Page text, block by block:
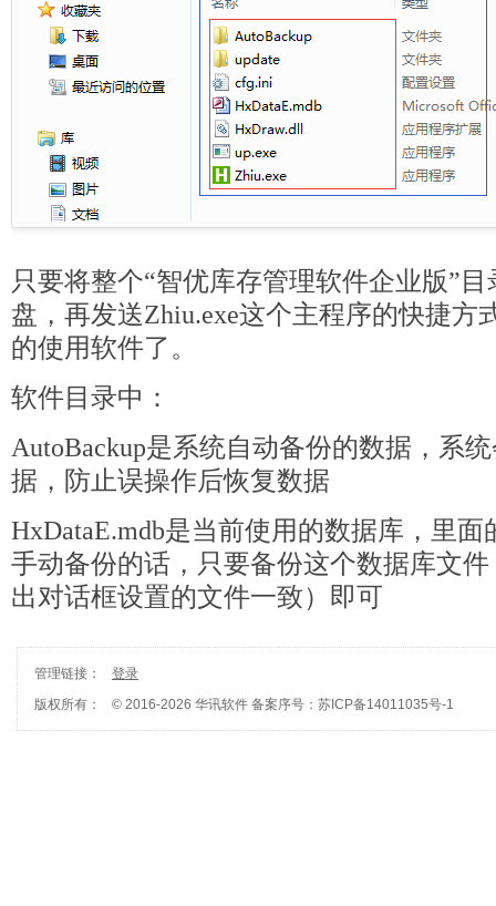
只要将整个“智优库存管理软件企业版”
盘，再发送Zhiu.exe这个主程序的快捷方
的使用软件了。
软件目录中：
AutoBackup是系统自动备份的数据，系
据，防止误操作后恢复数据
HxDataE.mdb是当前使用的数据库，里
手动备份的话，只要备份这个数据库文
出对话框设置的文件一致）即可
管理链接：
登录
版权所有：
© 2016-2026 华讯软件 备案序号：苏ICP备14011035号-1